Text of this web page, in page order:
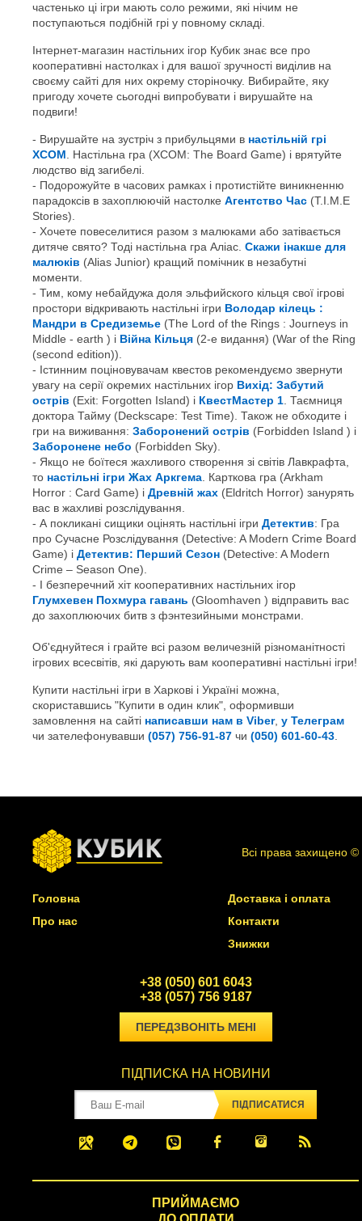
частенько ці ігри мають соло режими, які нічим не
поступаються подібній грі у повному складі.
Інтернет-магазин настільних ігор Кубик знає все про
кооперативні настолках і для вашої зручності виділив на
своєму сайті для них окрему сторіночку. Вибирайте, яку
пригоду хочете сьогодні випробувати і вирушайте на
подвиги!
Вирушайте на зустріч з прибульцями в настільній грі
XСОМ. Настільна гра (XCOM: The Board Game) і врятуйте
людство від загибелі.
Подорожуйте в часових рамках і протистійте виникненню
парадоксів в захоплюючій настолке Агентство Час (T.I.M.E
Stories).
Хочете повеселитися разом з малюками або затівається
дитяче свято? Тоді настільна гра Аліас. Скажи інакше для
малюків (Alias Junior) кращий помічник в незабутні
моменти.
Тим, кому небайдужа доля эльфийского кільця свої ігрові
простори відкривають настільні ігри Володар кілець :
Мандри в Средиземье (The Lord of the Rings : Journeys in
Middle - earth ) і Війна Кільця (2-е видання) (War of the Ring
(second edition)).
Істинним поціновувачам квестов рекомендуємо звернути
увагу на серії окремих настільних ігор Вихід: Забутий
острів (Exit: Forgotten Island) і КвестМастер 1. Таємниця
доктора Тайму (Deckscape: Test Time). Також не обходите і
гри на виживання: Заборонений острів (Forbidden Island ) і
Заборонене небо (Forbidden Sky).
Якщо не боїтеся жахливого створення зі світів Лавкрафта,
то настільні ігри Жах Аркгема. Карткова гра (Arkham
Horror : Card Game) і Древній жах (Eldritch Horror) занурять
вас в жахливі розслідування.
А покликані сищики оцінять настільні ігри Детектив: Гра
про Сучасне Розслідування (Detective: A Modern Crime Board
Game) і Детектив: Перший Сезон (Detective: A Modern
Crime – Season One).
І безперечний хіт кооперативних настільних ігор
Глумхевен Похмура гавань (Gloomhaven ) відправить вас
до захоплюючих битв з фэнтезийными монстрами.
Об'єднуйтеся і грайте всі разом величезній різноманітності
ігрових всесвітів, які дарують вам кооперативні настільні ігри!
Купити настільні ігри в Харкові і Україні можна,
скориставшись "Купити в один клик", оформивши
замовлення на сайті написавши нам в Viber, у Телеграм
чи зателефонувавши (057) 756-91-87 чи (050) 601-60-43.
Всі права захищено ©
Головна
Про нас
Доставка і оплата
Контакти
Знижки
+38 (050) 601 6043
+38 (057) 756 9187
ПЕРЕДЗВОНІТЬ МЕНІ
ПІДПИСКА НА НОВИНИ
ПІДПИСАТИСЯ
ПРИЙМАЄМО